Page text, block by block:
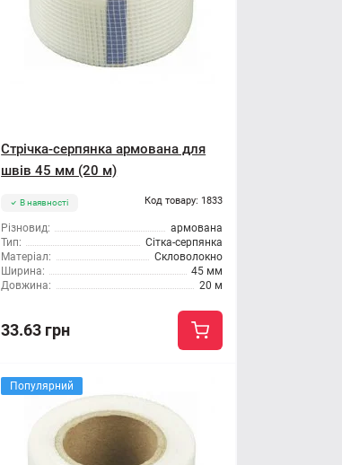
Стрічка-серпянка армована для
швів 45 мм (20 м)
В наявності Код товару: 1833
Різновид:
армована
Тип:
Сітка-серпянка
Матеріал:
Скловолокно
Ширина:
45 мм
Довжина:
20 м
33.63 грн
Популярний